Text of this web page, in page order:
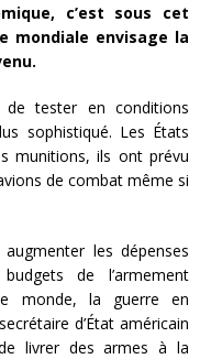
c’est sous cet
mondiale envisage la
de tester en conditions
sophistiqué. Les États
munitions, ils ont prévu
de combat même si
les dépenses
de l’armement
monde, la guerre en
d’État américain
livrer des armes à la